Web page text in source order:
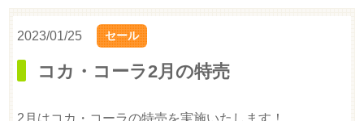
2023/01/25 セール
コカ・コーラ2月の特売
2月はコカ・コーラの特売を実施いたします！